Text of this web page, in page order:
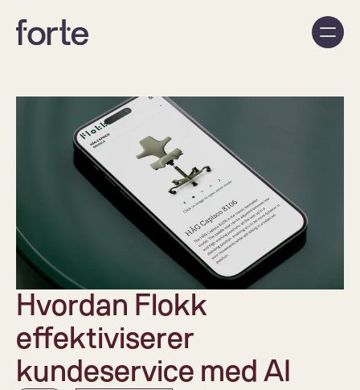
Hvordan Flokk
effektiviserer
kundeservice med AI